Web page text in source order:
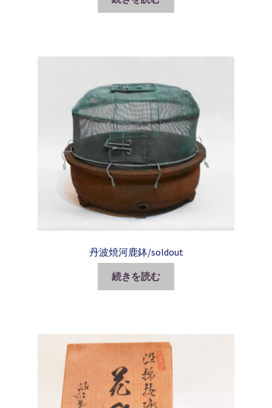
丹波焼河鹿鉢/soldout
続きを読む